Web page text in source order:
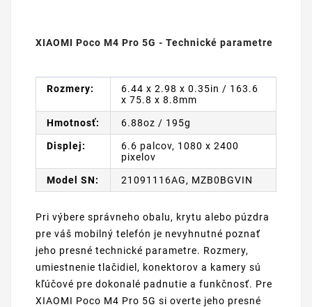
XIAOMI Poco M4 Pro 5G - Technické parametre
Rozmery:
6.44 x 2.98 x 0.35in / 163.6
x 75.8 x 8.8mm
Hmotnosť: 6.88oz / 195g
Displej:
6.6 palcov, 1080 x 2400
pixelov
Model SN: 21091116AG, MZB0BGVIN
Pri výbere správneho obalu, krytu alebo púzdra
pre váš mobilný telefón je nevyhnutné poznať
jeho presné technické parametre. Rozmery,
umiestnenie tlačidiel, konektorov a kamery sú
kľúčové pre dokonalé padnutie a funkčnosť. Pre
XIAOMI Poco M4 Pro 5G si overte jeho presné